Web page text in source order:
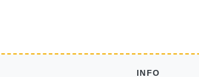
INFO